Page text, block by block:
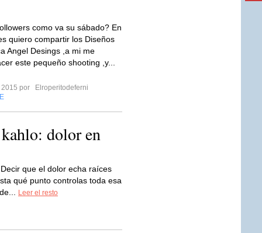
como va su sábado? En
quiero compartir los Diseños
Angel Desings ,a mi me
este pequeño shooting ,y...
por
Elroperitodeferni
dolor en
que el dolor echa raíces
qué punto controlas toda esa
Leer el resto